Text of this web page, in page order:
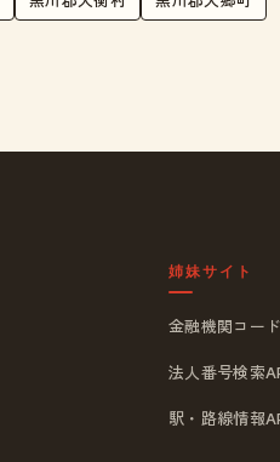
姉妹サイト
金融機関コー
法人番号検索
駅・路線情報